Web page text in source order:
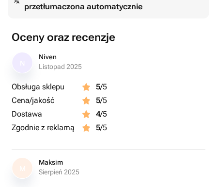
przetłumaczona automatycznie
Oceny oraz recenzje
Niven
Listopad 2025
Obsługa sklepu 5/5
Cena/jakość
5/5
Dostawa
4/5
Zgodnie z reklamą
5/5
M
Maksim
Sierpień 2025